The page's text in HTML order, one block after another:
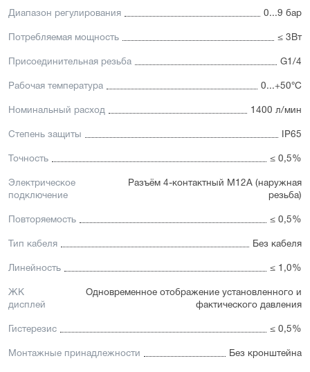
Диапазон регулирования 0...9 бар
Потребляемая мощность ≤ 3Вт
Присоединительная резьба G1/4
Рабочая температура 0...+50°С
Номинальный расход 1400 л/мин
Степень защиты IP65
Точность ≤ 0,5%
Электрическое
подключение
Разъём 4-контактный М12А (наружная
резьба)
Повторяемость ≤ 0,5%
Тип кабеля Без кабеля
Линейность ≤ 1,0%
ЖК
дисплей
Одновременное отображение установленного и
фактического давления
Гистерезис ≤ 0,5%
Монтажные принадлежности Без кронштейна